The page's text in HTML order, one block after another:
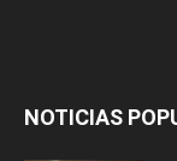
NOTICIAS